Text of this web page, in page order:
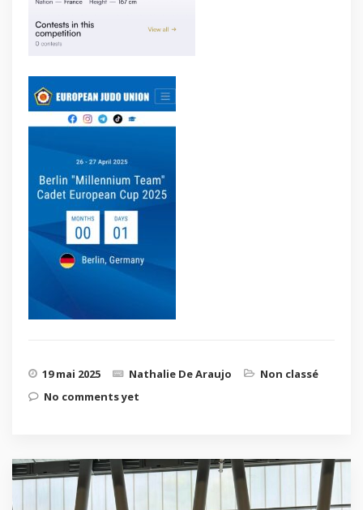
19 mai 2025 Nathalie De Araujo
Non classé
No comments yet